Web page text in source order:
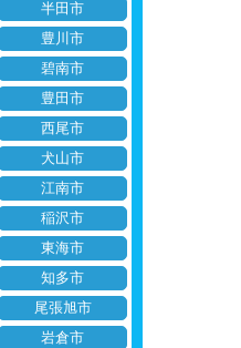
半田市
豊川市
碧南市
豊田市
西尾市
犬山市
江南市
稲沢市
東海市
知多市
尾張旭市
岩倉市